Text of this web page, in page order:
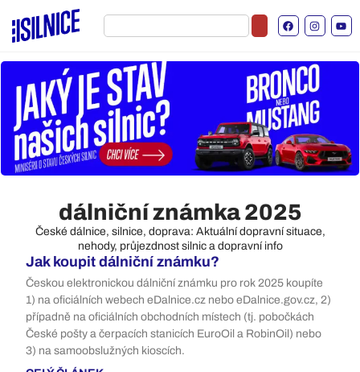
dálniční známka 2025
České dálnice, silnice, doprava: Aktuální dopravní situace,
nehody, průjezdnost silnic a dopravní info
Jak koupit dálniční známku?
Českou elektronickou dálniční známku pro rok 2025 koupíte
1) na oficiálních webech eDalnice.cz nebo eDalnice.gov.cz, 2)
případně na oficiálních obchodních místech (tj. pobočkách
České pošty a čerpacích stanicích EuroOil a RobinOil) nebo
3) na samoobslužných kioscích.